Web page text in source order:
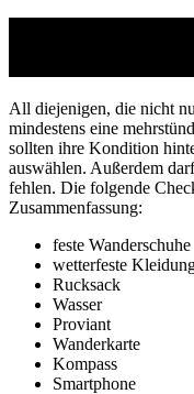
All diejenigen, die nicht
mindestens eine
sollten ihre Kondition
auswählen. Außerdem
fehlen. Die folgende
Zusammenfassung:
feste Wanderschuhe
wetterfeste
Rucksack
Wasser
Proviant
Wanderkarte
Kompass
Smartphone